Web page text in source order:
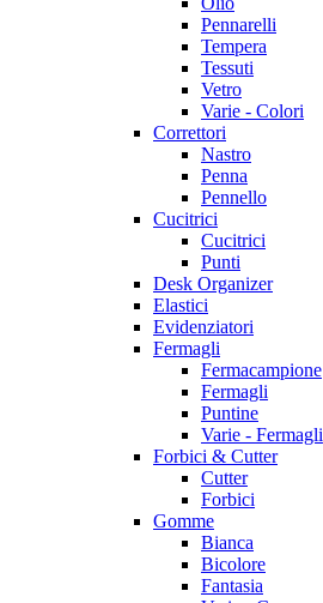
Pennarelli
Tempera
Tessuti
Vetro
Varie - Colori
Correttori
Nastro
Penna
Pennello
Cucitrici
Cucitrici
Punti
Desk Organizer
Elastici
Evidenziatori
Fermagli
Fermacampione
Fermagli
Puntine
Varie - Fermagli
Forbici & Cutter
Cutter
Forbici
Gomme
Bianca
Bicolore
Fantasia